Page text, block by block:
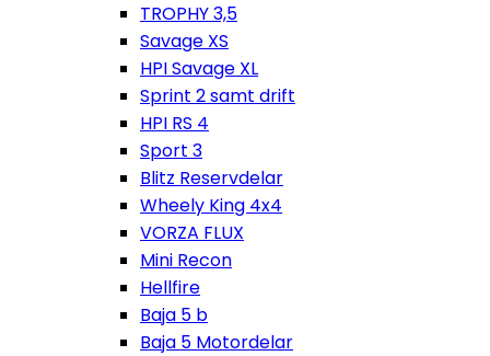
TROPHY 3,5
Savage XS
HPI Savage XL
Sprint 2 samt drift
HPI RS 4
Sport 3
Blitz Reservdelar
Wheely King 4x4
VORZA FLUX
Mini Recon
Hellfire
Baja 5 b
Baja 5 Motordelar